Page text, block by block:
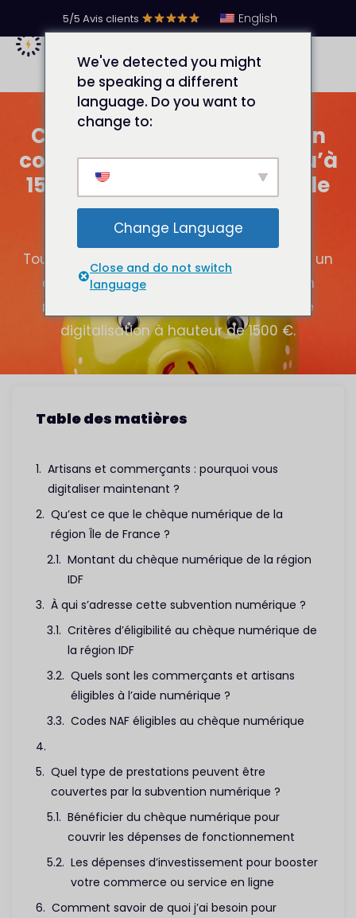
5/5 Avis clients English
Chèque numérique pour un
commerce connecté : jusqu’à
1500 € d’aide de la région Île
de France pour vous
digitaliser
Tout savoir sur le chèque numérique pour un
commerce connecté et bénéficier d'un
remboursement de 50% de vos frais de
digitalisation à hauteur de 1500 €.
Table des matières
Artisans et commerçants : pourquoi vous
digitaliser maintenant ?
Qu’est ce que le chèque numérique de la
région Île de France ?
Montant du chèque numérique de la région
IDF
À qui s’adresse cette subvention numérique ?
Critères d’éligibilité au chèque numérique de
la région IDF
Quels sont les commerçants et artisans
éligibles à l’aide numérique ?
Codes NAF éligibles au chèque numérique
Quel type de prestations peuvent être
couvertes par la subvention numérique ?
Bénéficier du chèque numérique pour
couvrir les dépenses de fonctionnement
Les dépenses d’investissement pour booster
votre commerce ou service en ligne
Comment savoir de quoi j’ai besoin pour
We've detected you might
be speaking a different
language. Do you want to
change to:
Change Language
Close and do not switch
language